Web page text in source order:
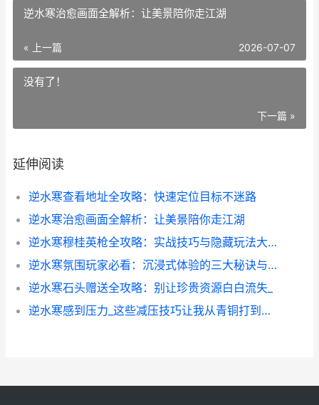
逆水寒治愈画面全解析：让美景陪你走江湖
« 上一篇 2026-07-07
没有了！
下一篇 »
延伸阅读
逆水寒查看地址全攻略：快速定位目标不迷路
逆水寒治愈画面全解析：让美景陪你走江湖
逆水寒穆桂英枪全攻略：实战技巧与隐藏玩法大揭秘
逆水寒氛围玩家必看：沉浸式体验的三大秘诀与隐藏玩法
逆水寒石头赠送全攻略：别让珍贵资源白白流失_
逆水寒感到压力_这些减压技巧让我从青铜打到宗师